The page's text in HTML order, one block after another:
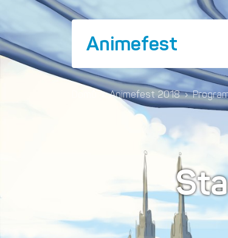
Animefest
› Animefest 2018 ›